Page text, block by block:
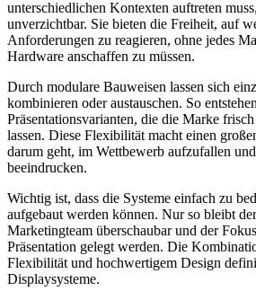
unterschiedlichen Kontexten auftreten
unverzichtbar. Sie bieten die Freiheit, auf
Anforderungen zu reagieren, ohne jedes
Hardware anschaffen zu müssen.
Durch modulare Bauweisen lassen sich
kombinieren oder austauschen. So
Präsentationsvarianten, die die Marke
lassen. Diese Flexibilität macht einen
darum geht, im Wettbewerb aufzufallen
beeindrucken.
Wichtig ist, dass die Systeme einfach zu
aufgebaut werden können. Nur so bleibt
Marketingteam überschaubar und der
Präsentation gelegt werden. Die
Flexibilität und hochwertigem Design
Displaysysteme.